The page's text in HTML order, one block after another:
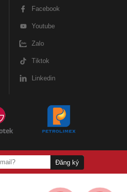
Facebook
Youtube
Zalo
Tiktok
Linkedin
Đăng ký